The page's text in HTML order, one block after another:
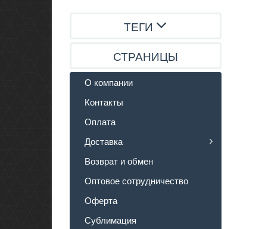
ТЕГИ
СТРАНИЦЫ
О компании
Контакты
Оплата
Доставка
Возврат и обмен
Оптовое сотрудничество
Оферта
Сублимация